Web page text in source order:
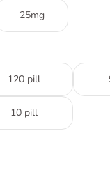
25mg
120 pill
10 pill